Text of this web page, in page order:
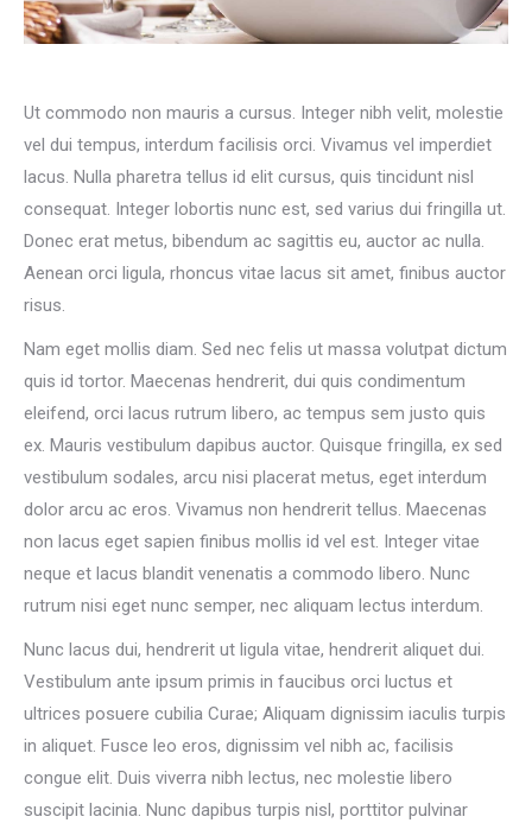
Ut commodo non mauris a cursus. Integer nibh velit, molestie
vel dui tempus, interdum facilisis orci. Vivamus vel imperdiet
lacus. Nulla pharetra tellus id elit cursus, quis tincidunt nisl
consequat. Integer lobortis nunc est, sed varius dui fringilla ut.
Donec erat metus, bibendum ac sagittis eu, auctor ac nulla.
Aenean orci ligula, rhoncus vitae lacus sit amet, finibus auctor
risus.
Nam eget mollis diam. Sed nec felis ut massa volutpat dictum
quis id tortor. Maecenas hendrerit, dui quis condimentum
eleifend, orci lacus rutrum libero, ac tempus sem justo quis
ex. Mauris vestibulum dapibus auctor. Quisque fringilla, ex sed
vestibulum sodales, arcu nisi placerat metus, eget interdum
dolor arcu ac eros. Vivamus non hendrerit tellus. Maecenas
non lacus eget sapien finibus mollis id vel est. Integer vitae
neque et lacus blandit venenatis a commodo libero. Nunc
rutrum nisi eget nunc semper, nec aliquam lectus interdum.
Nunc lacus dui, hendrerit ut ligula vitae, hendrerit aliquet dui.
Vestibulum ante ipsum primis in faucibus orci luctus et
ultrices posuere cubilia Curae; Aliquam dignissim iaculis turpis
in aliquet. Fusce leo eros, dignissim vel nibh ac, facilisis
congue elit. Duis viverra nibh lectus, nec molestie libero
suscipit lacinia. Nunc dapibus turpis nisl, porttitor pulvinar